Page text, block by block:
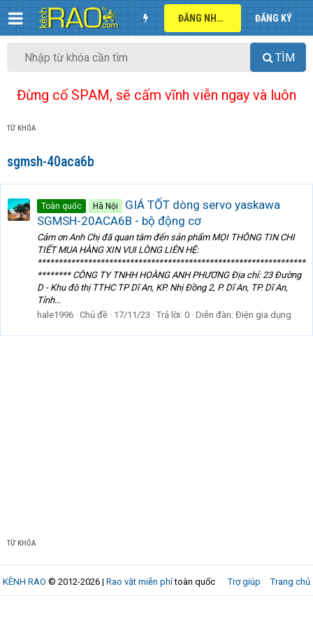
ĐĂNG NHẬP ĐĂNG KÝ
TÌM
Đừng cố SPAM, sẽ cấm vĩnh viễn ngay và luôn
TỪ KHÓA
sgmsh-40aca6b
Toàn quốc Hà Nội
GIÁ TỐT dòng servo yaskawa
SGMSH-20ACA6B - bộ động cơ
Cảm ơn Anh Chị đã quan tâm đến sản phẩm MỌI THÔNG TIN CHI
TIẾT MUA HÀNG XIN VUI LÒNG LIÊN HỆ:
****************************************************************
******** CÔNG TY TNHH HOÀNG ANH PHƯƠNG Địa chỉ: 23 Đường
D - Khu đô thị TTHC TP Dĩ An, KP. Nhị Đồng 2, P. Dĩ An, TP. Dĩ An,
Tỉnh...
hale1996 Chủ đề 17/11/23 Trả lời: 0 Diễn đàn: Điện gia dụng
TỪ KHÓA
Trợ giúp Trang chủ
KÊNH RAO © 2012-2026 | Rao vặt miễn phítoàn quốc